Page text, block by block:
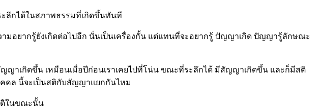
ลึกได้ในสภาพธรรมที่เกิดขึ้นทันที
มอยากรู้ยังเกิดต่อไปอีก นั่นเป็นเครื่องกั้น แต่แทนที่จะอยากรู้ ปัญญาเกิด ปัญญารู้ลักษณะ
ญญาเกิดขึ้น เหมือนเมื่อปีก่อนเราเคยไปที่โน่น ขณะที่ระลึกได้ มีสัญญาเกิดขึ้น และก็มีสติ
คล นี้จะเป็นสติกับสัญญาแยกกันไหม
ติในขณะนั้น